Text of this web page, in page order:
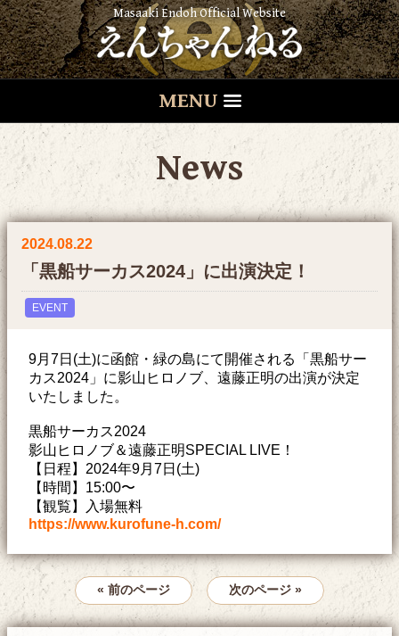
Masaaki Endoh Official Website
MENU
News
2024.08.22
「黒船サーカス2024」に出演決定！
EVENT
9月7日(土)に函館・緑の島にて開催される「黒船サー
カス2024」に影山ヒロノブ、遠藤正明の出演が決定
いたしました。
黒船サーカス2024
影山ヒロノブ＆遠藤正明SPECIAL LIVE！
【日程】2024年9月7日(土)
【時間】15:00〜
【観覧】入場無料
https://www.kurofune-h.com/
« 前のページ 次のページ »